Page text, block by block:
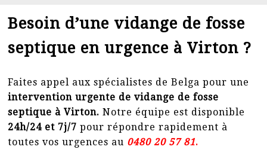
Besoin d’une vidange de fosse
septique en urgence à Virton ?
Faites appel aux spécialistes de Belga pour une
intervention urgente de vidange de fosse
septique à Virton. Notre équipe est disponible
24h/24 et 7j/7 pour répondre rapidement à
toutes vos urgences au 0480 20 57 81.